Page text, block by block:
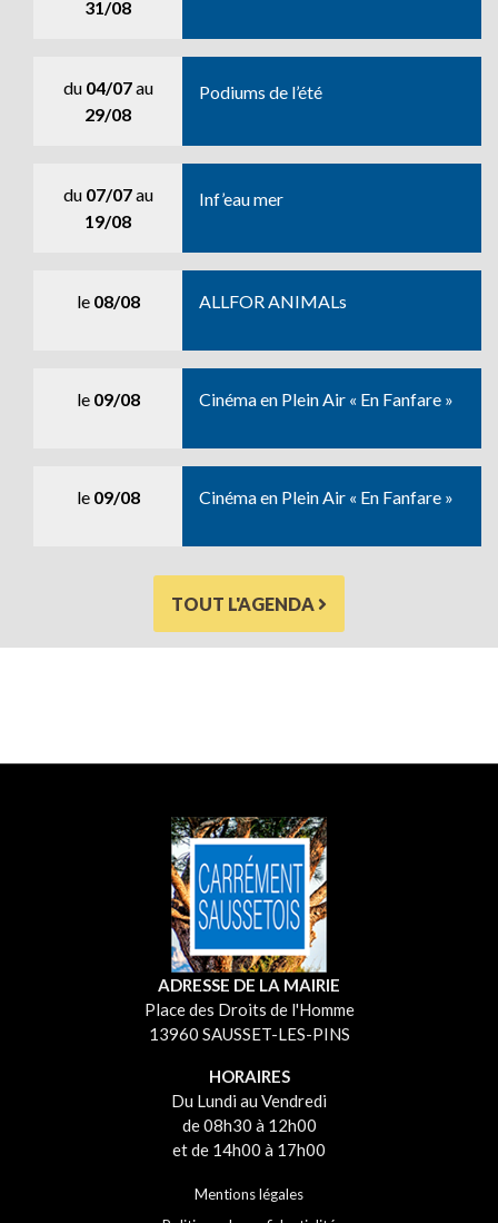
31/08
du 04/07au
29/08
Podiums de l’été
du 07/07au
19/08
Inf’eau mer
le 08/08 ALLFOR ANIMALs
le 09/08 Cinéma en Plein Air « En Fanfare »
le 09/08 Cinéma en Plein Air « En Fanfare »
TOUT L'AGENDA
ADRESSE DE LA MAIRIE
Place des Droits de l'Homme
13960 SAUSSET-LES-PINS
HORAIRES
Du Lundi au Vendredi
de 08h30 à 12h00
et de 14h00 à 17h00
Mentions légales